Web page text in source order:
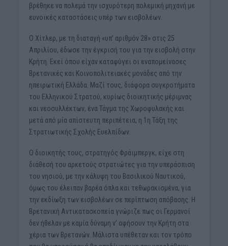
βρέθηκε να πολεμά την ισχυρότερη πολεμική μηχανή με
ευνοϊκές καταστάσεις υπέρ των εισβολέων.
Ο Χίτλερ, με τη διαταγή «υπ’ αριθμόν 28» στις 25
Απριλίου, έδωσε την έγκρισή του για την εισβολή στην
Κρήτη. Εκεί όπου είχαν καταφύγει οι εναπομείνασες
Βρετανικές και Κοινοπολιτειακές μονάδες από την
ηπειρωτική Ελλάδα. Μαζί τους, διάφορα συγκροτήματα
του Ελληνικού Στρατού, κυρίως διοικητικής μέριμνας
και νεοσυλλέκτων, ένα Τάγμα της Χωροφυλακής και
μετά από μία απίστευτη περιπέτεια, η 1η Τάξη της
Στρατιωτικής Σχολής Ευελπίδων.
Ο διοικητής τους, στρατηγός Φράιμπεργκ, είχε στη
διάθεσή του αρκετούς στρατιώτες για την υπεράσπιση
του νησιού, με την κάλυψη του Βασιλικού Ναυτικού,
όμως του έλειπαν βαρέα όπλα και τεθωρακισμένα, για
την εκδίωξη των εισβολέων σε περίπτωση απόβασης. Η
Βρετανική Αντικατασκοπεία γνώριζε πως οι Γερμανοί
δεν ήθελαν με καμία δύναμη ν’ αφήσουν την Κρήτη στα
χέρια των Βρετανών. Μάλιστα υπέθεταν και τον τρόπο